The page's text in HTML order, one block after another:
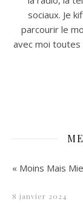
sociaux. Je
parcourir le
avec moi
« Moins Mais
8 janvier 2024